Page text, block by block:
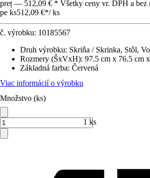
preț — 512,09 € * Všetky ceny vr. DPH a bez
pe ks512,09 €*/ ks
č. výrobku: 10185567
Druh výrobku: Skriňa / Skrinka, Stôl,
Rozmery (ŠxVxH): 97.5 cm x 76.5 cm
Základná farba: Červená
Viac informácií o výrobku
Množstvo (ks)
1 ks